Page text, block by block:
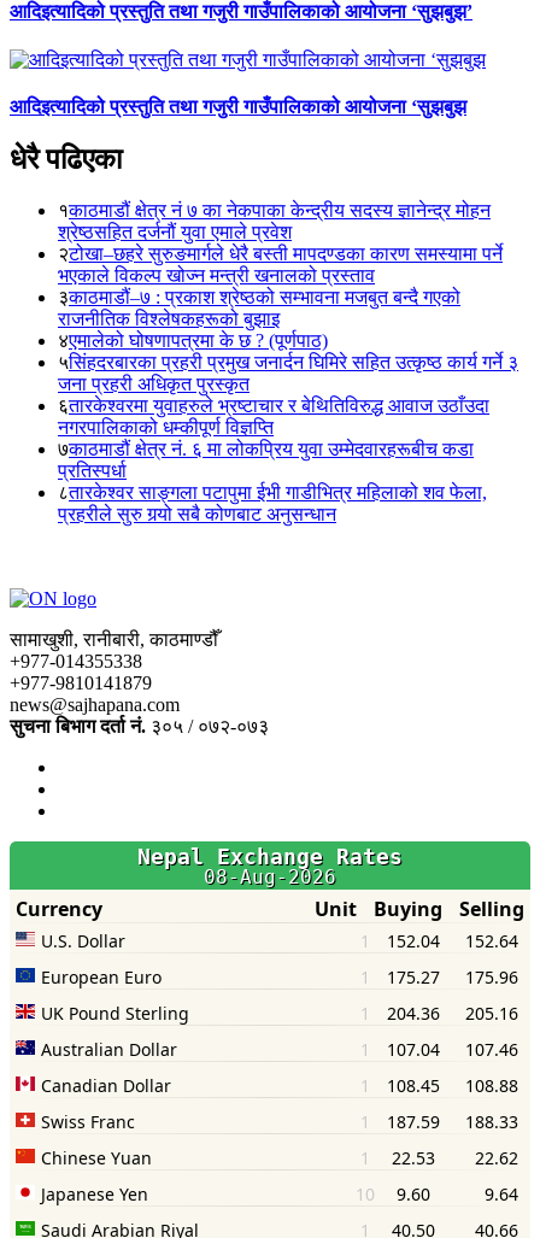
आदिइत्यादिको प्रस्तुति तथा गजुरी गाउँपालिकाको आयोजना ‘सुझबुझ’
आदिइत्यादिको प्रस्तुति तथा गजुरी गाउँपालिकाको आयोजना ‘सुझबुझ
धेरै पढिएका
१काठमाडौं क्षेत्र नं ७ का नेकपाका केन्द्रीय सदस्य ज्ञानेन्द्र मोहन
श्रेष्ठसहित दर्जनौं युवा एमाले प्रवेश
२टोखा–छहरे सुरुङमार्गले धेरै बस्ती मापदण्डका कारण समस्यामा पर्ने
भएकाले विकल्प खोज्न मन्त्री खनालको प्रस्ताव
३काठमाडौं–७ : प्रकाश श्रेष्ठको सम्भावना मजबुत बन्दै गएको
राजनीतिक विश्लेषकहरूको बुझाइ
४एमालेको घोषणापत्रमा के छ ? (पूर्णपाठ)
५सिंहदरबारका प्रहरी प्रमुख जनार्दन घिमिरे सहित उत्कृष्ठ कार्य गर्ने ३
जना प्रहरी अधिकृत पुरस्कृत
६तारकेश्वरमा युवाहरुले भ्रष्टाचार र बेथितिविरुद्ध आवाज उठाँउदा
नगरपालिकाको धम्कीपूर्ण विज्ञप्ति
७काठमाडौं क्षेत्र नं. ६ मा लोकप्रिय युवा उम्मेदवारहरूबीच कडा
प्रतिस्पर्धा
८तारकेश्वर साङ्गला पटापुमा ईभी गाडीभित्र महिलाको शव फेला,
प्रहरीले सुरु गर्‍यो सबै कोणबाट अनुसन्धान
सामाखुशी, रानीबारी, काठमाण्डौँ
+977-014355338
+977-9810141879
news@sajhapana.com
सुचना बिभाग दर्ता नं. ३०५ / ०७२-०७३